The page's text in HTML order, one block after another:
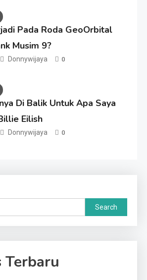
Pada Roda GeoOrbital
Musim 9?
Donnywijaya 0
Di Balik Untuk Apa Saya
Eilish
Donnywijaya 0
Search
Terbaru